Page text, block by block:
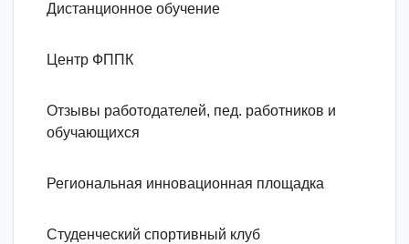
Дистанционное обучение
Центр ФППК
Отзывы работодателей, пед. работников и
обучающихся
Региональная инновационная площадка
Студенческий спортивный клуб